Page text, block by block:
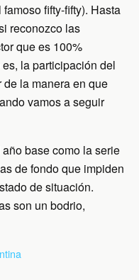
fifty-fifty). Hasta
reconozco las
que es 100%
la participación del
la manera en que
vamos a seguir
base como la serie
de fondo que impiden
de situación.
son un bodrio,